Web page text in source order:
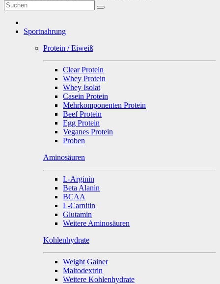
Sportnahrung
Protein / Eiweiß
Clear Protein
Whey Protein
Whey Isolat
Casein Protein
Mehrkomponenten Protein
Beef Protein
Egg Protein
Veganes Protein
Proben
Aminosäuren
L-Arginin
Beta Alanin
BCAA
L-Carnitin
Glutamin
Weitere Aminosäuren
Kohlenhydrate
Weight Gainer
Maltodextrin
Weitere Kohlenhydrate